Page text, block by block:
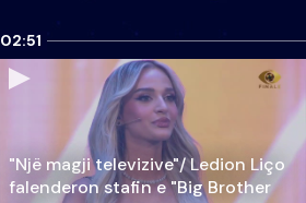
02:51
"Një magji televizive"/ Ledion Liço
falenderon stafin e "Big Brother